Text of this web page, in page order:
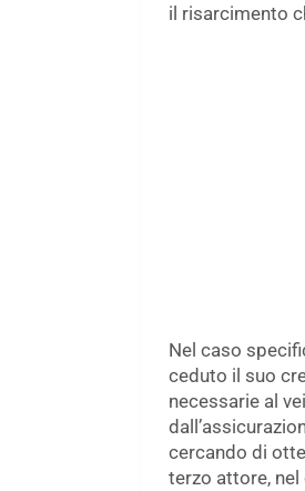
il risarcimento
Nel caso
ceduto il suo
necessarie al
cercando di
terzo attore,